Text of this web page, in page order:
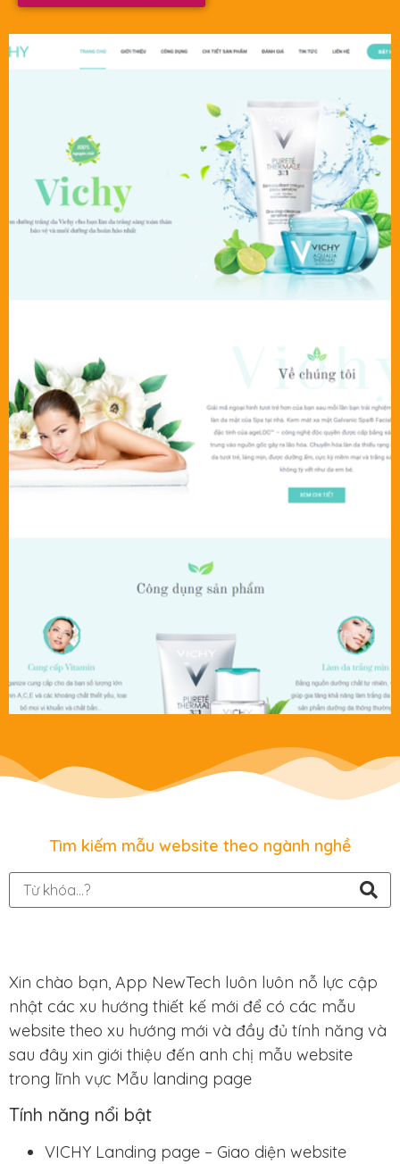
Tìm kiếm mẫu website theo ngành nghề
Xin chào bạn, App NewTech luôn luôn nỗ lực cập
nhật các xu hướng thiết kế mới để có các mẫu
website theo xu hướng mới và đầy đủ tính năng và
sau đây xin giới thiệu đến anh chị mẫu website
trong lĩnh vực Mẫu landing page
Tính năng nổi bật
VICHY Landing page – Giao diện website